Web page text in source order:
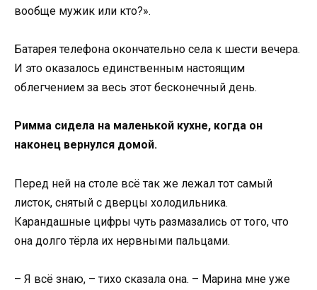
вообще мужик или кто?».
Батарея телефона окончательно села к шести вечера.
И это оказалось единственным настоящим
облегчением за весь этот бесконечный день.
Римма сидела на маленькой кухне, когда он
наконец вернулся домой.
Перед ней на столе всё так же лежал тот самый
листок, снятый с дверцы холодильника.
Карандашные цифры чуть размазались от того, что
она долго тёрла их нервными пальцами.
– Я всё знаю, – тихо сказала она. – Марина мне уже